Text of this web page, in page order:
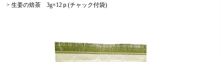
生姜の焙茶 3g×12ｐ(チャック付袋)